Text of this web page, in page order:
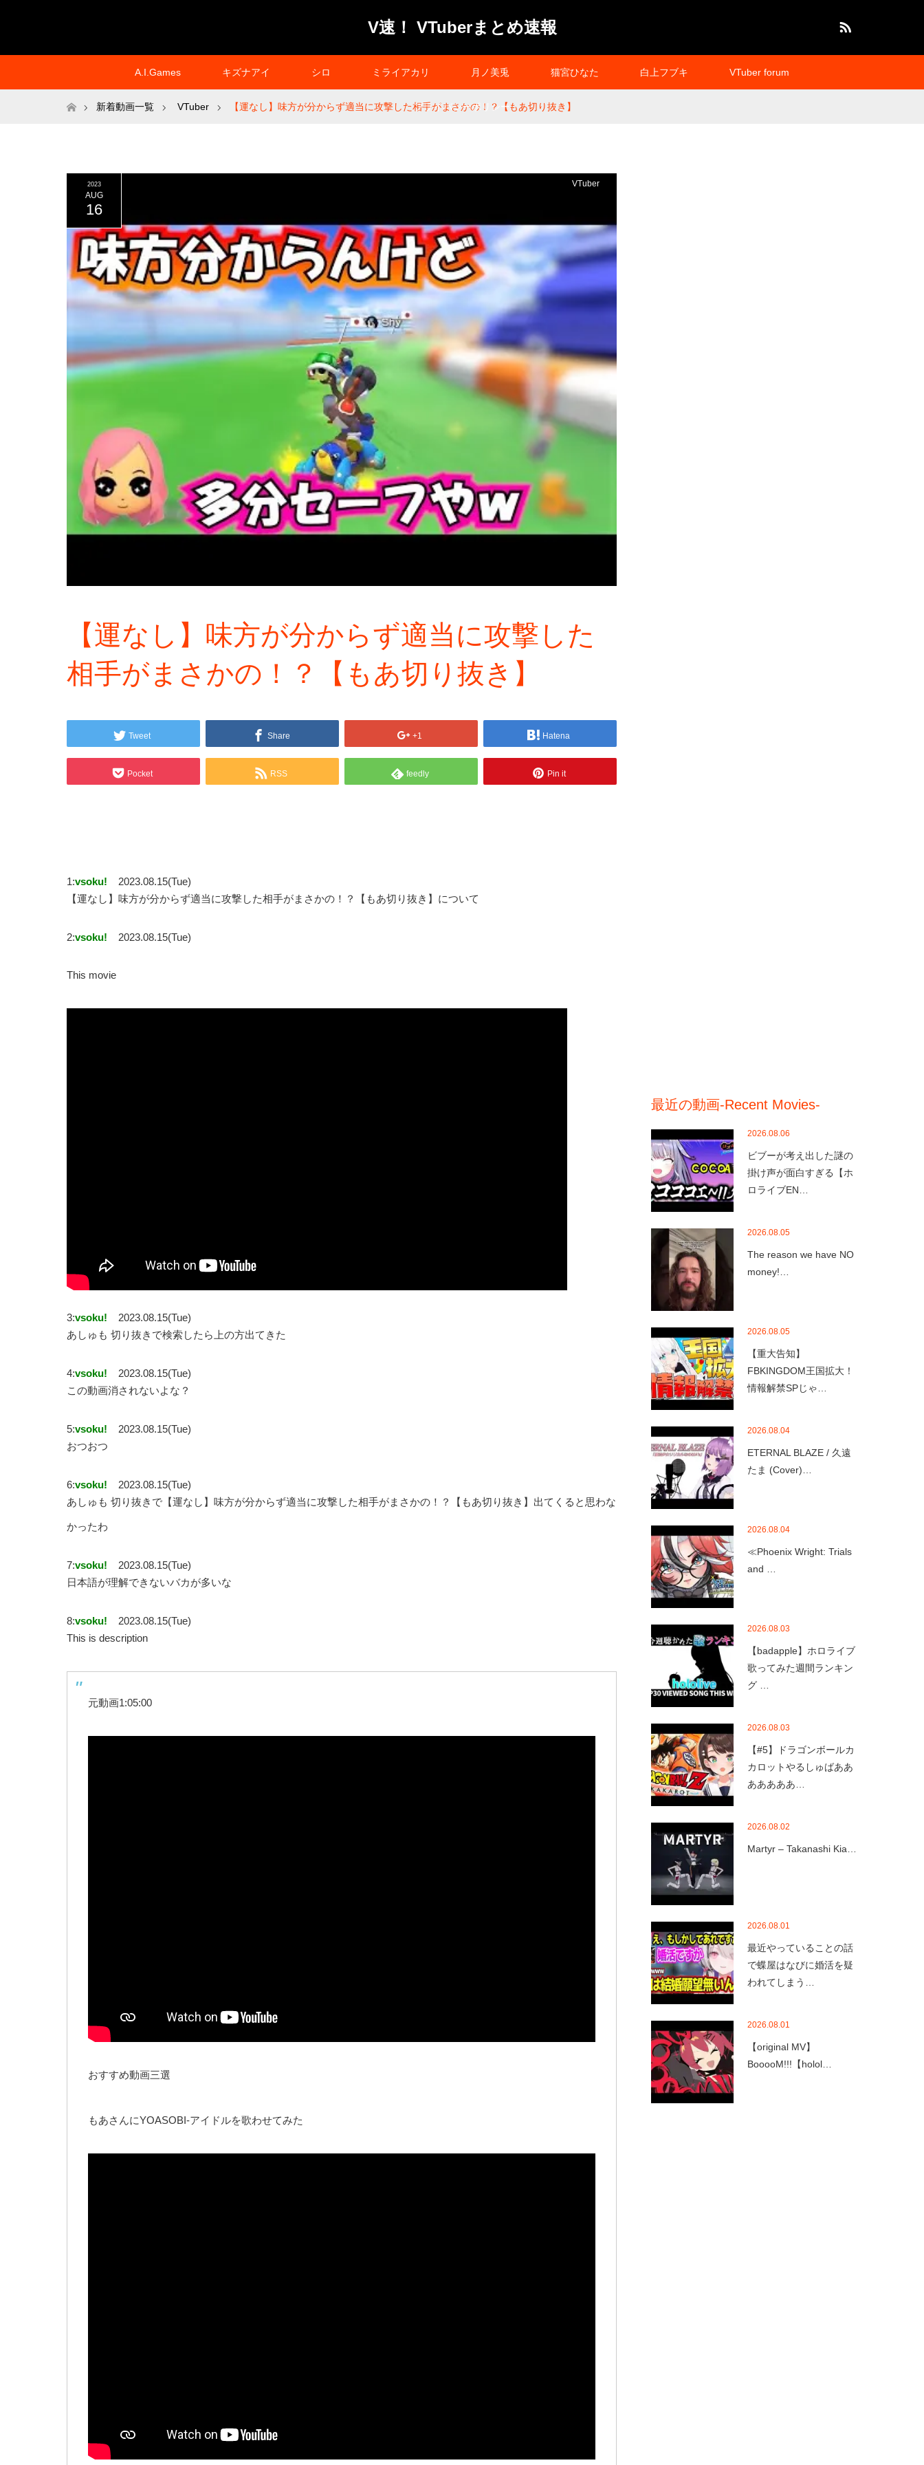
V速！ VTuberまとめ速報
A.I.Games キズナアイ シロ ミライアカリ 月ノ美兎 猫宮ひなた 白上フブキ VTuber forum
プライバシーポリシー
ホーム新着動画一覧 VTuber 【運なし】味方が分からず適当に攻撃した相手がまさかの！？【もあ切り抜き】
2023
AUG
16
VTuber
【運なし】味方が分からず適当に攻撃した
相手がまさかの！？【もあ切り抜き】
Tweet Share +1 Hatena
Pocket RSS feedly Pin it
1:vsoku!
2023.08.15(Tue)
【運なし】味方が分からず適当に攻撃した相手がまさかの！？【もあ切り抜き】について
2:vsoku! 2023.08.15(Tue)
This movie
3:vsoku!
2023.08.15(Tue)
あしゅも 切り抜きで検索したら上の方出てきた
4:vsoku!
2023.08.15(Tue)
この動画消されないよな？
5:vsoku!
2023.08.15(Tue)
おつおつ
6:vsoku!
2023.08.15(Tue)
あしゅも 切り抜きで【運なし】味方が分からず適当に攻撃した相手がまさかの！？【もあ切り抜き】出てくると思わな
かったわ
7:vsoku!
2023.08.15(Tue)
日本語が理解できないバカが多いな
8:vsoku!
2023.08.15(Tue)
This is description
元動画1:05:00
おすすめ動画三選
もあさんにYOASOBI‐アイドルを歌わせてみた
最近の動画-Recent Movies-
2026.08.06
ビブーが考え出した謎の
掛け声が面白すぎる【ホ
ロライブEN…
2026.08.05
The reason we have NO
money!…
2026.08.05
【重大告知】
FBKINGDOM王国拡大！
情報解禁SPじゃ…
2026.08.04
ETERNAL BLAZE / 久遠
たま (Cover)…
2026.08.04
≪Phoenix Wright: Trials
and …
2026.08.03
【badapple】ホロライブ
歌ってみた週間ランキン
グ …
2026.08.03
【#5】ドラゴンボールカ
カロットやるしゅばああ
あああああ…
2026.08.02
Martyr – Takanashi Kia…
2026.08.01
最近やっていることの話
で蝶屋はなびに婚活を疑
われてしまう…
2026.08.01
【original MV】
BooooM!!!【holol…